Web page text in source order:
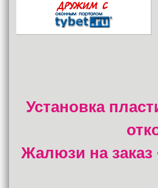
Установка
Жалюзи на заказ